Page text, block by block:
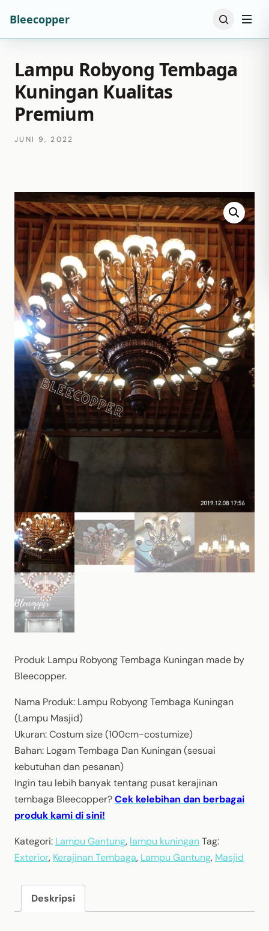
Bleecopper
Lampu Robyong Tembaga
Kuningan Kualitas
Premium
JUNI 9, 2022
Produk Lampu Robyong Tembaga Kuningan made by
Bleecopper.
Nama Produk: Lampu Robyong Tembaga Kuningan
(Lampu Masjid)
Ukuran: Costum size (100cm-costumize)
Bahan: Logam Tembaga Dan Kuningan (sesuai
kebutuhan dan pesanan)
Ingin tau lebih banyak tentang pusat kerajinan
tembaga Bleecopper?Cek kelebihan dan berbagai
produk kami di sini!
Kategori: Lampu Gantung, lampu kuninganTag:
Exterior, Kerajinan Tembaga, Lampu Gantung, Masjid
Deskripsi